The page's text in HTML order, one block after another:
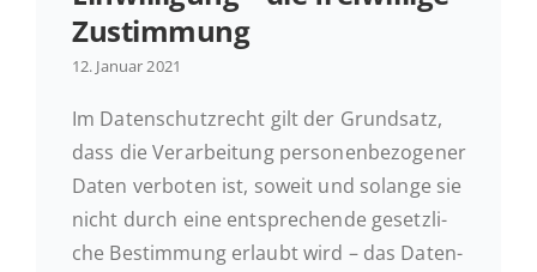
Zustimmung
12. Januar 2021
Im Da­ten­schutz­recht gilt der Grund­satz,
dass die Ver­ar­bei­tung per­so­nen­be­zo­ge­ner
Daten ver­bo­ten ist, soweit und solange sie
nicht durch eine ent­spre­chen­de ge­setz­li­
che Be­stim­mung erlaubt wird – das Da­ten­